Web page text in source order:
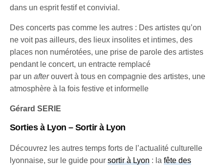
dans un esprit festif et convivial.
Des concerts pas comme les autres : Des artistes qu’on
ne voit pas ailleurs, des lieux insolites et intimes, des
places non numérotées, une prise de parole des artistes
pendant le concert, un entracte remplacé
par unafterouvert à tous en compagnie des artistes, une
atmosphère à la fois festive et informelle
Gérard SERIE
Sorties à Lyon – Sortir à Lyon
Découvrez les autres temps forts de l’actualité culturelle
lyonnaise, sur le guide poursortir à Lyon : lafête des